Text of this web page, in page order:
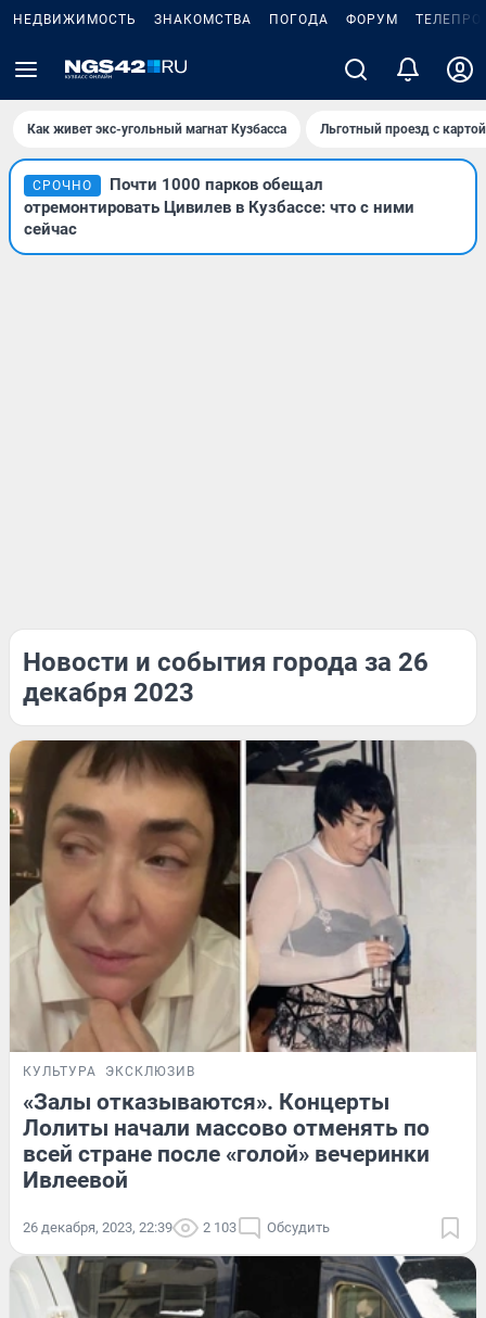
НЕДВИЖИМОСТЬ ЗНАКОМСТВА ПОГОДА ФОРУМ
Как живет экс-угольный магнат Кузбасса Льготный проезд с
СРОЧНО
Почти 1000 парков обещал
отремонтировать Цивилев в Кузбассе: что с ними
сейчас
Новости и события города за 26
декабря 2023
КУЛЬТУРА ЭКСКЛЮЗИВ
«Залы отказываются». Концерты
Лолиты начали массово отменять по
всей стране после «голой» вечеринки
Ивлеевой
26 декабря, 2023, 22:39 2 103 Обсудить